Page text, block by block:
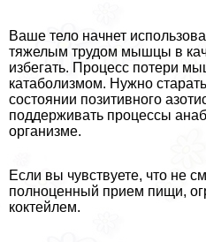
Ваше тело начнет
тяжелым трудом мышцы в
избегать. Процесс потери
катаболизмом. Нужно
состоянии позитивного
поддерживать процессы
организме.
Если вы чувствуете, что не
полноценный прием пищи,
коктейлем.